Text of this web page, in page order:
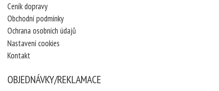
Ceník dopravy
Obchodní podmínky
Ochrana osobních údajů
Nastavení cookies
Kontakt
OBJEDNÁVKY/REKLAMACE